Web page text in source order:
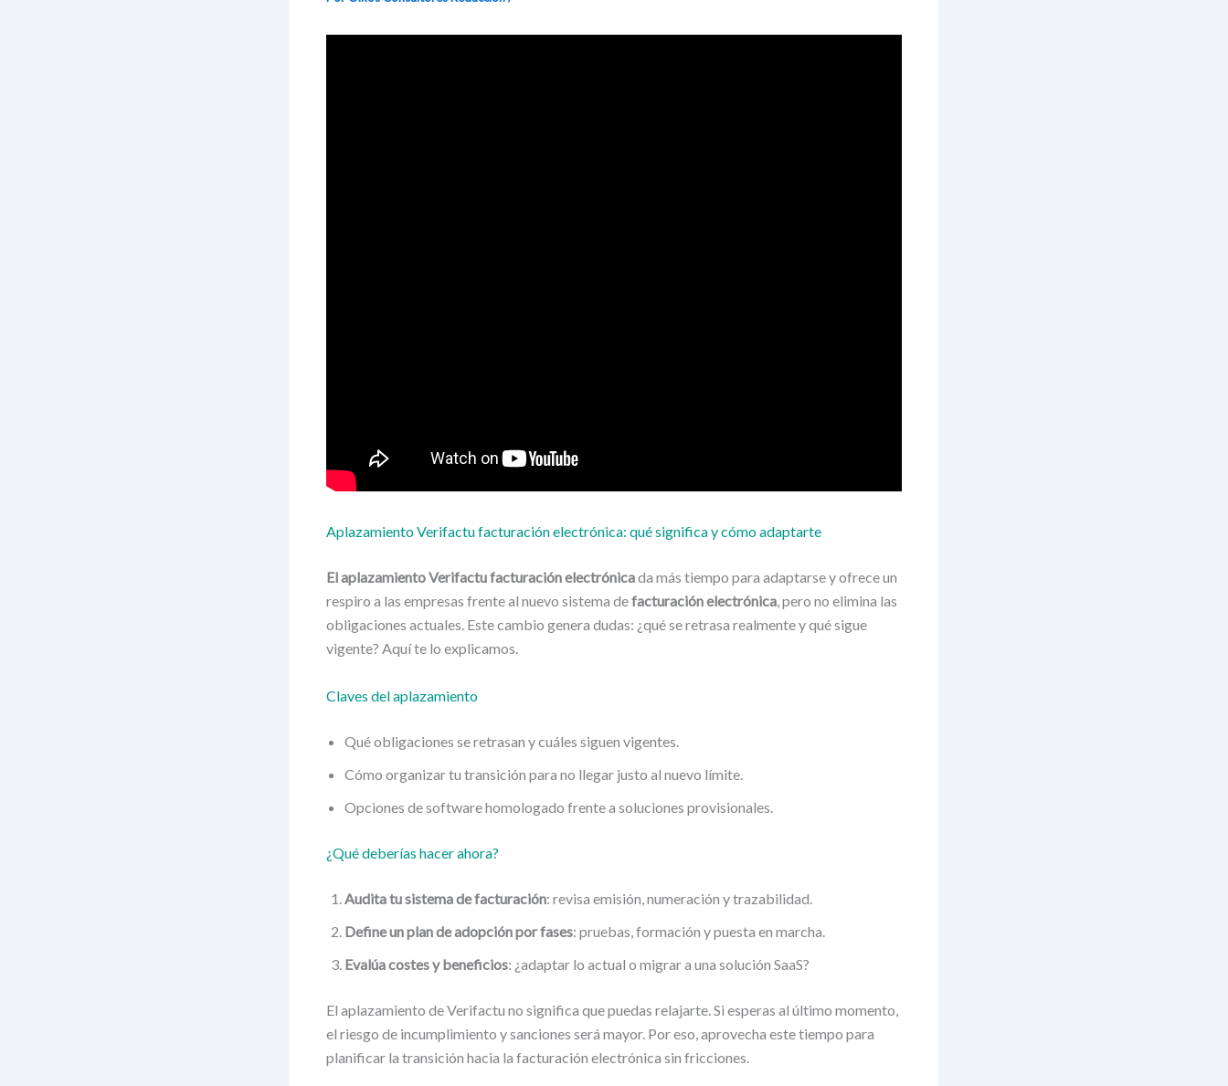
Aplazamiento Verifactu facturación electrónica: qué significa y cómo adaptarte
El aplazamiento Verifactu facturación electrónicada más tiempo para adaptarse y ofrece un
respiro a las empresas frente al nuevo sistema defacturación electrónica, pero no elimina las
obligaciones actuales. Este cambio genera dudas: ¿qué se retrasa realmente y qué sigue
vigente? Aquí te lo explicamos.
Claves del aplazamiento
Qué obligaciones se retrasan y cuáles siguen vigentes.
Cómo organizar tu transición para no llegar justo al nuevo límite.
Opciones de software homologado frente a soluciones provisionales.
¿Qué deberías hacer ahora?
Audita tu sistema de facturación: revisa emisión, numeración y trazabilidad.
Define un plan de adopción por fases: pruebas, formación y puesta en marcha.
Evalúa costes y beneficios: ¿adaptar lo actual o migrar a una solución SaaS?
El aplazamiento de Verifactu no significa que puedas relajarte. Si esperas al último momento,
el riesgo de incumplimiento y sanciones será mayor. Por eso, aprovecha este tiempo para
planificar la transición hacia la facturación electrónica sin fricciones.